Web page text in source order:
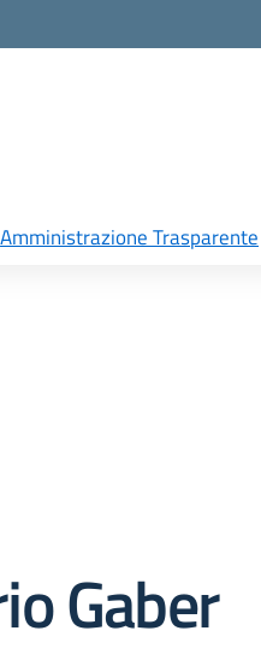
Amministrazione Trasparente
Gaber